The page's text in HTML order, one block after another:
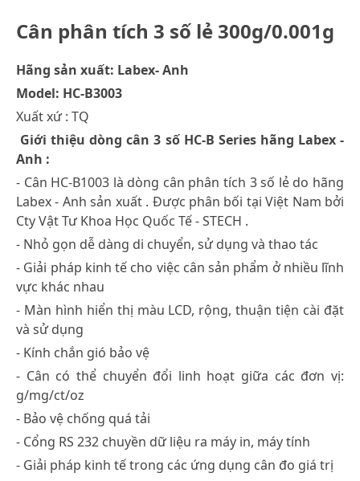
Cân phân tích 3 số lẻ 300g/0.001g
Hãng sản xuất: Labex- Anh
Model: HC-B3003
Xuất xứ : TQ
Giới thiệu dòng cân 3 số HC-B Series hãng Labex -
Anh :
- Cân HC-B1003 là dòng cân phân tích 3 số lẻ do hãng
Labex - Anh sản xuất . Được phân bối tại Việt Nam bởi
Cty Vật Tư Khoa Học Quốc Tế - STECH .
- Nhỏ gọn dễ dàng di chuyển, sử dụng và thao tác
- Giải pháp kinh tế cho việc cân sản phẩm ở nhiều lĩnh
vực khác nhau
- Màn hình hiển thị màu LCD, rộng, thuận tiện cài đặt
và sử dụng
- Kính chắn gió bảo vệ
- Cân có thể chuyển đổi linh hoạt giữa các đơn vị:
g/mg/ct/oz
- Bảo vệ chống quá tải
- Cổng RS 232 chuyền dữ liệu ra máy in, máy tính
- Giải pháp kinh tế trong các ứng dụng cân đo giá trị